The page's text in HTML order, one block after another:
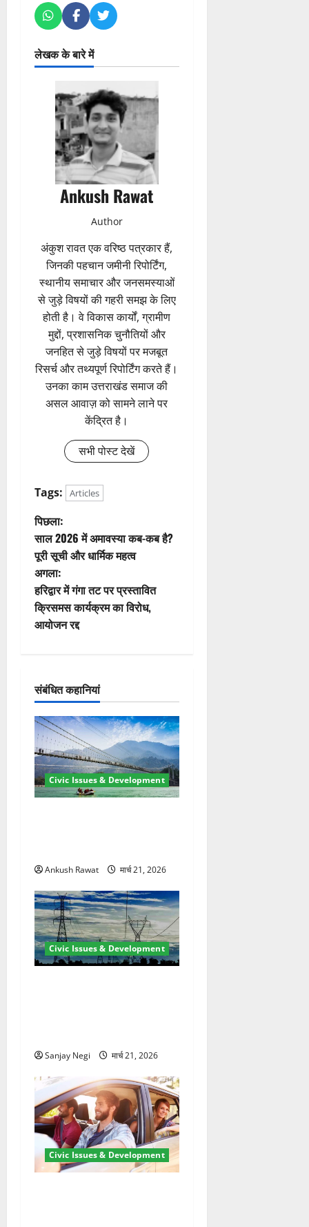
लेखक के बारे में
Ankush Rawat
Author
अंकुश रावत एक वरिष्ठ पत्रकार हैं,
जिनकी पहचान जमीनी रिपोर्टिंग,
स्थानीय समाचार और जनसमस्याओं
से जुड़े विषयों की गहरी समझ के लिए
होती है। वे विकास कार्यों, ग्रामीण
मुद्दों, प्रशासनिक चुनौतियों और
जनहित से जुड़े विषयों पर मजबूत
रिसर्च और तथ्यपूर्ण रिपोर्टिंग करते हैं।
उनका काम उत्तराखंड समाज की
असल आवाज़ को सामने लाने पर
केंद्रित है।
सभी पोस्ट देखें
Tags: Articles
पो
स्ट
ने
वि
न
पिछला:
साल 2026 में अमावस्या कब-कब है?
पूरी सूची और धार्मिक महत्व
अगला:
हरिद्वार में गंगा तट पर प्रस्तावित
क्रिसमस कार्यक्रम का विरोध,
आयोजन रद्द
संबंधित कहानियां
Civic Issues & Development
Ankush Rawat मार्च 21, 2026
Civic Issues & Development
Sanjay Negi मार्च 21, 2026
Civic Issues & Development